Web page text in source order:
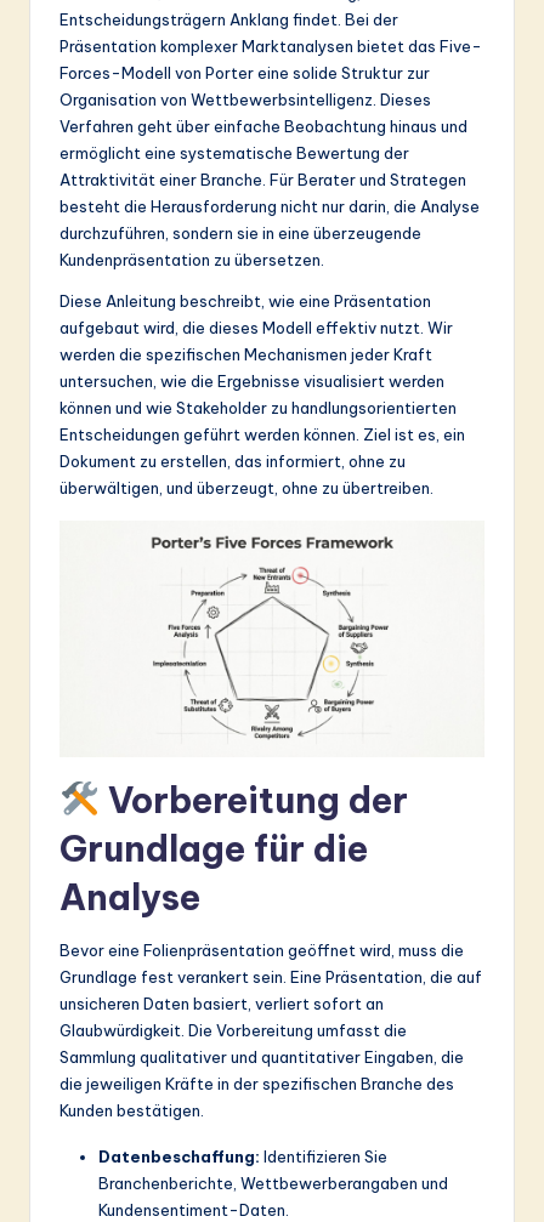
L
A
&
S
o
ti
o
Entscheidungsträgern Anklang findet. Bei der
Präsentation komplexer Marktanalysen bietet das Five-
Forces-Modell von Porter eine solide Struktur zur
Organisation von Wettbewerbsintelligenz. Dieses
Verfahren geht über einfache Beobachtung hinaus und
ermöglicht eine systematische Bewertung der
Attraktivität einer Branche. Für Berater und Strategen
besteht die Herausforderung nicht nur darin, die Analyse
durchzuführen, sondern sie in eine überzeugende
Kundenpräsentation zu übersetzen.
Diese Anleitung beschreibt, wie eine Präsentation
aufgebaut wird, die dieses Modell effektiv nutzt. Wir
werden die spezifischen Mechanismen jeder Kraft
untersuchen, wie die Ergebnisse visualisiert werden
können und wie Stakeholder zu handlungsorientierten
Entscheidungen geführt werden können. Ziel ist es, ein
Dokument zu erstellen, das informiert, ohne zu
überwältigen, und überzeugt, ohne zu übertreiben.
Vorbereitung der
Grundlage für die
Analyse
Bevor eine Folienpräsentation geöffnet wird, muss die
Grundlage fest verankert sein. Eine Präsentation, die auf
unsicheren Daten basiert, verliert sofort an
Glaubwürdigkeit. Die Vorbereitung umfasst die
Sammlung qualitativer und quantitativer Eingaben, die
die jeweiligen Kräfte in der spezifischen Branche des
Kunden bestätigen.
Datenbeschaffung: Identifizieren Sie
Branchenberichte, Wettbewerberangaben und
Kundensentiment-Daten.